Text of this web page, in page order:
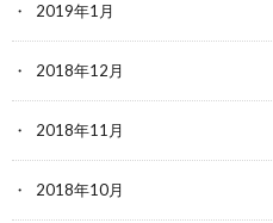
2019年1月
2018年12月
2018年11月
2018年10月